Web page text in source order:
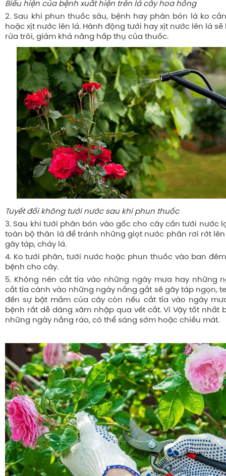
Biểu hiện của bệnh xuất hiện trên lá cây hoa hồng
2. Sau khi phun thuốc sâu, bệnh hay phân bón lá ko
hoặc xịt nước lên lá. Hành động tưới hay xịt nước lên lá
rửa trôi, giảm khả năng hấp thụ của thuốc.
Tuyết đối không tưới nước sau khi phun thuốc
3. Sau khi tưới phân bón vào gốc cho cây cần tưới nước
toàn bộ thân lá để tránh những giọt nước phân rơi rớt
gây táp, cháy lá.
4. Ko tưới phân, tưới nước hoặc phun thuốc vào ban
bệnh cho cây.
5. Không nên cắt tỉa vào những ngày mưa hay những
cắt tỉa cành vào những ngày nắng gắt sẽ gây táp ngọn,
đến sự bật mầm của cây còn nếu cắt tỉa vào ngày
bệnh rất dễ dàng xâm nhập qua vết cắt. Vì Vậy tốt nhất
những ngày nắng ráo, có thể sáng sớm hoặc chiều mát.